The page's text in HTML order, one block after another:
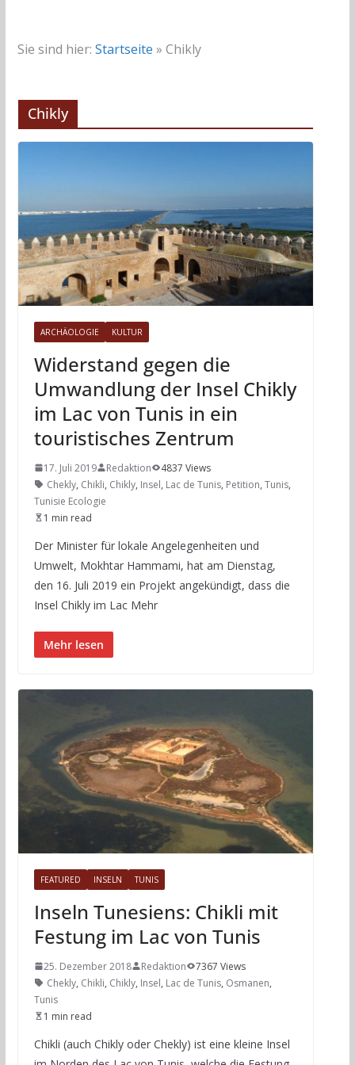
Sie sind hier: Startseite » Chikly
Chikly
ARCHÄOLOGIE KULTUR
Widerstand gegen die
Umwandlung der Insel Chikly
im Lac von Tunis in ein
touristisches Zentrum
17. Juli 2019 Redaktion
4837 Views
Chekly, Chikli, Chikly, Insel, Lac de Tunis, Petition, Tunis,
Tunisie Ecologie
1 min read
Der Minister für lokale Angelegenheiten und
Umwelt, Mokhtar Hammami, hat am Dienstag,
den 16. Juli 2019 ein Projekt angekündigt, dass die
Insel Chikly im Lac Mehr
Mehr lesen
FEATURED INSELN TUNIS
Inseln Tunesiens: Chikli mit
Festung im Lac von Tunis
25. Dezember 2018 Redaktion
7367 Views
Chekly, Chikli, Chikly, Insel, Lac de Tunis, Osmanen,
Tunis
1 min read
Chikli (auch Chikly oder Chekly) ist eine kleine Insel